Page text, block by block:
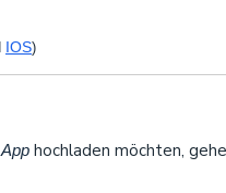
IOS)
hochladen möchten,